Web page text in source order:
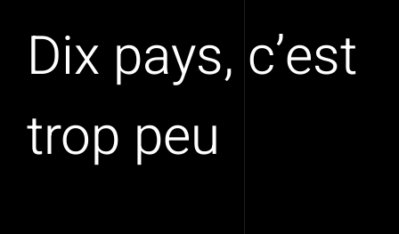
Dix pays, c’est
trop peu